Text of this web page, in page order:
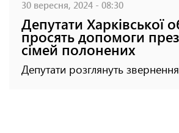
30 вересня, 2024 - 08:30
Депутати Харківської
просять допомоги
сімей полонених
Депутати розглянуть звернення